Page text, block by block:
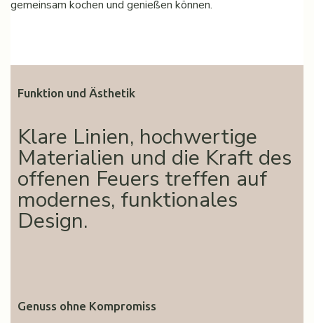
gemeinsam kochen und genießen können.
Funktion und Ästhetik
Klare Linien, hochwertige
Materialien und die Kraft des
offenen Feuers treffen auf
modernes, funktionales
Design.
Genuss ohne Kompromiss